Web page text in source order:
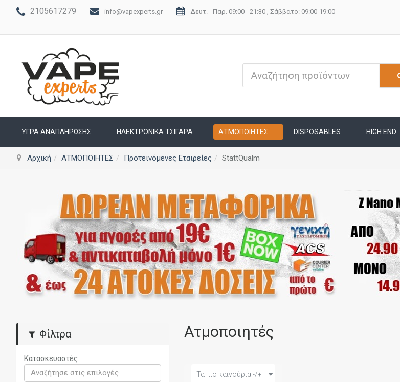
2105617279 info@vapexperts.gr Δευτ. - Παρ. 09:00 - 21:30 , Σάββατο: 09:00-19:00
ΥΓΡΆ ΑΝΑΠΛΉΡΩΣΗΣ ΗΛΕΚΤΡΟΝΙΚΆ ΤΣΙΓΆΡΑ ΑΤΜΟΠΟΙΗΤΕΣ DISPOSABLES HIGH END
Αρχική ΑΤΜΟΠΟΙΗΤΕΣ Προτεινόμενες Εταιρείες StattQualm
Φίλτρα
Κατασκευαστές
Ατμοποιητές
Τα πιο καινούρια -/+